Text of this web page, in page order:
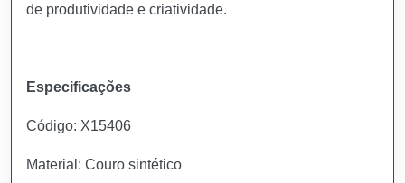
de produtividade e criatividade.
Especificações
Código: X15406
Material: Couro sintético